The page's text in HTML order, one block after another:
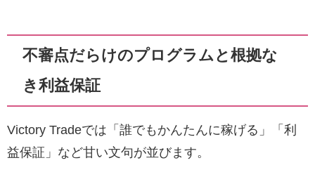
不審点だらけのプログラムと根拠な
き利益保証
Victory Tradeでは「誰でもかんたんに稼げる」「利
益保証」など甘い文句が並びます。